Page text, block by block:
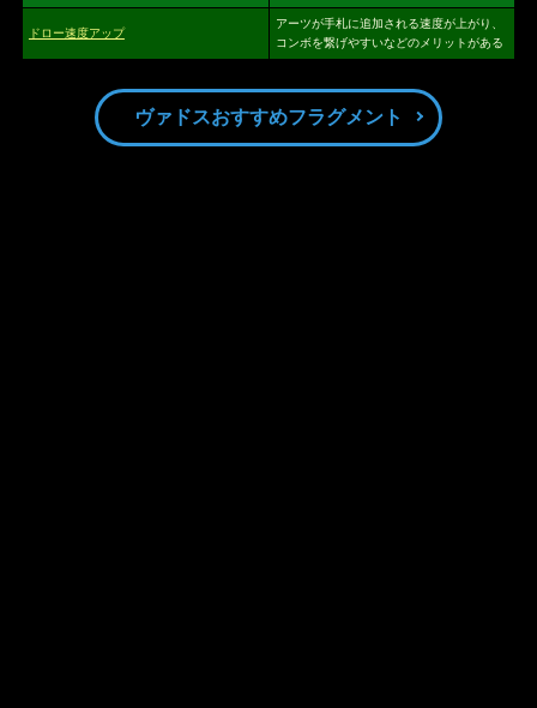
ドロー速度アップ
アーツが手札に追加される速度が上がり、
コンボを繋げやすいなどのメリットがある
ヴァドスおすすめフラグメント